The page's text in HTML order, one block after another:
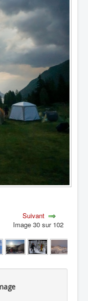
Suivant
Image 30 sur 102